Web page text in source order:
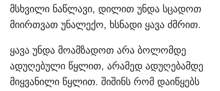
მსხვილი ნაწლავი, დილით უნდა სცადოთ
მიირთვათ უნალექო, ხსნადი ყავა ძმრით.
ყავა უნდა მოამზადოთ არა ბოლომდე
ადუღებული წყლით, არამედ ადუღებამდე
მიყვანილი წყლით. შიშინს რომ დაიწყებს